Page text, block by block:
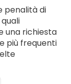
penalità di
una richiesta
più frequenti